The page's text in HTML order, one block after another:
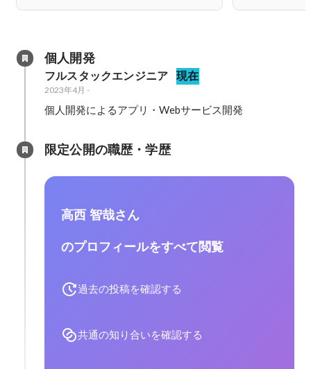
個人開発
フルスタックエンジニア 現在
2023年4月 -
個人開発によるアプリ・Webサービス開発
限定公開の職歴・学歴
高西 智哉さん
のプロフィールをすべて閲覧
過去の投稿を確認する
共通の知り合いを確認する